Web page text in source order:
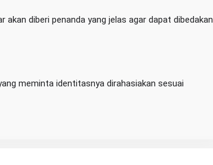
diberi penanda yang jelas agar dapat dibedakan
meminta identitasnya dirahasiakan sesuai